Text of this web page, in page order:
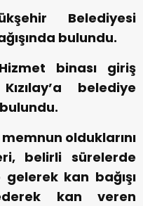
Belediyesi
bulundu.
binası giriş
belediye
olduklarını
belirli sürelerde
kan bağışı
kan veren